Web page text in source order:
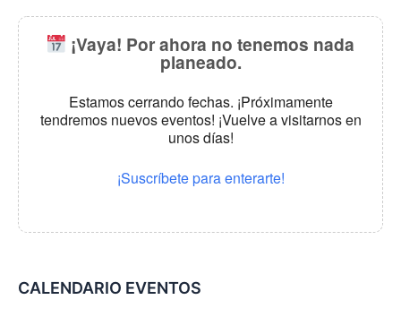
¡Vaya! Por ahora no tenemos nada
planeado.
Estamos cerrando fechas. ¡Próximamente
tendremos nuevos eventos! ¡Vuelve a visitarnos en
unos días!
¡Suscríbete para enterarte!
CALENDARIO EVENTOS